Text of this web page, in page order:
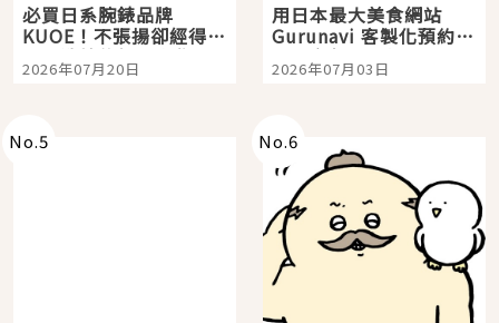
必買日系腕錶品牌
KUOE！不張揚卻經得起
時間洗鍊的經典之作五
選
2026年07月20日
用日本最大美食網站
Gurunavi 客製化預約九
大都市餐廳，打造專屬
美食體驗！
2026年07月03日
No.5 No.6